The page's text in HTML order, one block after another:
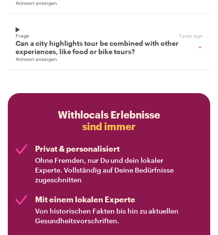
Antwort anzeigen
Frage 1 year ago
Can a city highlights tour be combined with other
experiences, like food or bike tours?
Antwort anzeigen
Withlocals Erlebnisse
sind immer
Privat & personalisiert
Ohne Fremden, nur Du und dein lokaler
Experte. Vollständig auf Deine Bedürfnisse
zugeschnitten
Mit einem lokalen Experte
Von historischen Fakten bis hin zu aktuellen
Gesundheitsvorschriften.